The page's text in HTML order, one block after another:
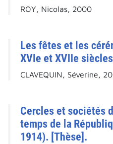
ROY, Nicolas, 2000
Les fêtes et les
XVIe et XVIIe
CLAVEQUIN, Séverine,
Cercles et sociétés
temps de la
1914). [Thèse].